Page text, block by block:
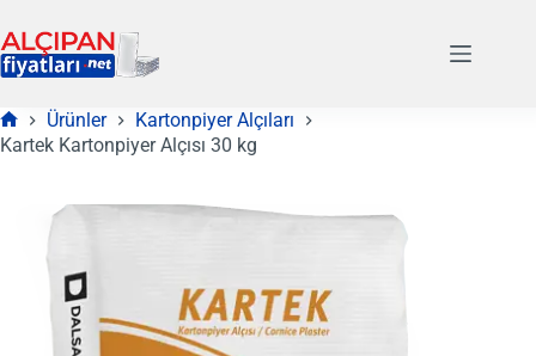
to
content
Anasayfa
Ürünler
Kartonpiyer Alçıları
Kartek Kartonpiyer Alçısı 30 kg